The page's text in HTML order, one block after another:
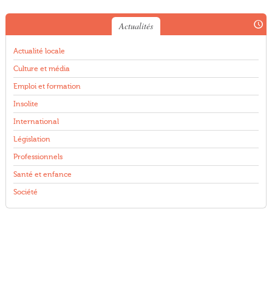
Actualités
Actualité locale
Culture et média
Emploi et formation
Insolite
International
Législation
Professionnels
Santé et enfance
Société